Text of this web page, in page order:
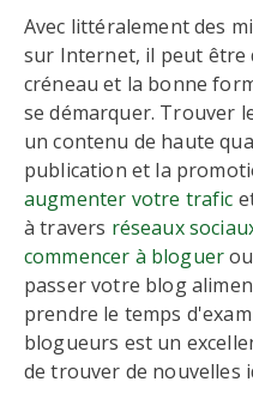
Avec littéralement des
sur Internet, il peut être
créneau et la bonne
se démarquer. Trouver
un contenu de haute
publication et la
augmenter votre trafic
à travers réseaux
commencer à bloguer
passer votre blog
prendre le temps
blogueurs est un
de trouver de nouvelles